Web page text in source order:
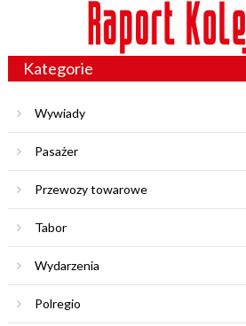
Kategorie
Wywiady
Pasażer
Przewozy towarowe
Tabor
Wydarzenia
Polregio